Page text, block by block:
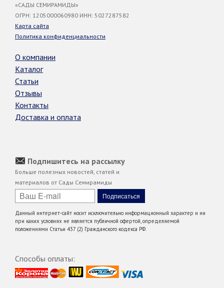
«САДЫ СЕМИРАМИДЫ»
ОГРН: 1205000060980 ИНН: 5027287582
Карта сайта
Политика конфиденциальности
О компании
Каталог
Статьи
Отзывы
Контакты
Доставка и оплата
Подпишитесь на рассылку
Больше полезных новостей, статей и
материалов от Сады Семирамиды
Данный интернет-сайт носит исключительно информационный характер и ни
при каких условиях не является публичной офертой, определяемой
положениями Статьи 437 (2) Гражданского кодекса РФ.
Способы оплаты: